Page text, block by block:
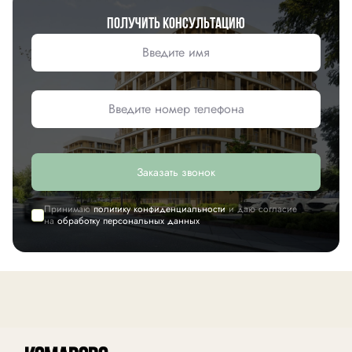
Получить консультацию
Заказать звонок
Принимаюполитику конфиденциальностии даю согласие
наобработку персональных данных